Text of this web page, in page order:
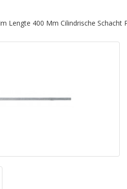
Lengte 400 Mm Cilindrische Schacht